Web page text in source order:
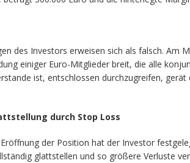
des Investors erweisen sich als falsch. Am
einiger Euro-Mitglieder breit, die alle
ist, entschlossen durchzugreifen,
durch Stop Loss
der Position hat der Investor
glattstellen und so größere Verluste